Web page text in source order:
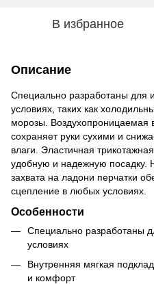
В избранное
Описание
Специально разработаны для
условиях, таких как
морозы.
сохраняет руки сухими и
влаги. Эластичная
удобную и надежную посадку.
захвата на ладони перчатки
сцепление в любых условиях.
Особенности
Специально разработаны
условиях
Внутренняя мягкая
и комфорт